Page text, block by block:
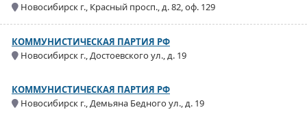
Новосибирск г., Красный просп., д. 82, оф. 129
КОММУНИСТИЧЕСКАЯ ПАРТИЯ РФ
Новосибирск г., Достоевского ул., д. 19
КОММУНИСТИЧЕСКАЯ ПАРТИЯ РФ
Новосибирск г., Демьяна Бедного ул., д. 19